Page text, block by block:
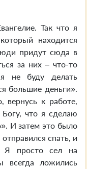
Так что я
находится
придут сюда в
за них – что-то
не буду делать
большие деньги».
вернусь к работе,
что я сделаю
И затем это было
спать, и
Я просто сел на
всегда ложились